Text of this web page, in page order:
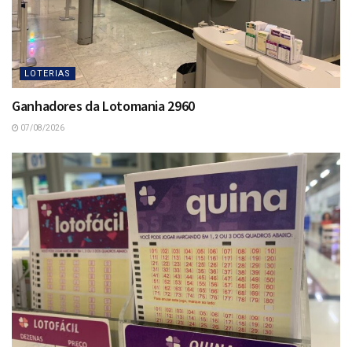
LOTERIAS
Ganhadores da Lotomania 2960
07/08/2026